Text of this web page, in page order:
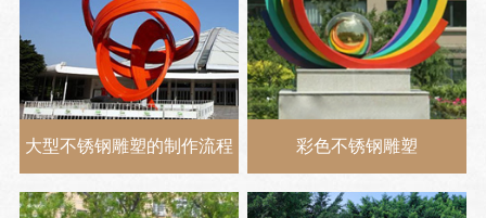
大型不锈钢雕塑的制作流程 彩色不锈钢雕塑